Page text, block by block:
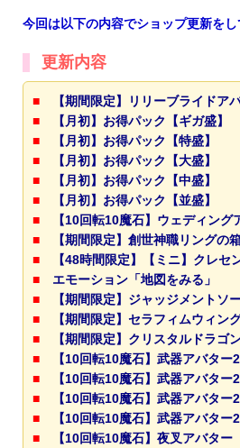
今回は以下の内容でショップ更新をし
更新内容
■
【期間限定】リリーブライドア
■
【月初】お得パック【ギガ盛】
■
【月初】お得パック【特盛】
■
【月初】お得パック【大盛】
■
【月初】お得パック【中盛】
■
【月初】お得パック【並盛】
■
【10回転10魔石】ウェディング
■
【期間限定】創世神職リングの
■
【48時間限定】【ミニ】クレセ
■ エモーション「地図をみる」
■
【期間限定】ジャッジメントソ
■
【期間限定】セラフィムウィン
■
【期間限定】クリスタルドラゴ
■
【10回転10魔石】武器アバタ
■
【10回転10魔石】武器アバター
■
【10回転10魔石】武器アバター
■
【10回転10魔石】武器アバター
■
【10回転10魔石】夜叉アバター